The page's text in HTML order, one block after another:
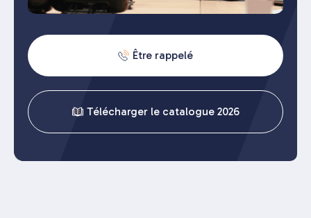
Être rappelé
Télécharger le catalogue 2026